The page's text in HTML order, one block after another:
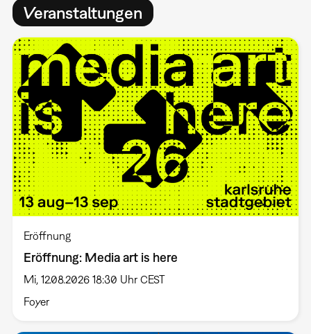
Veranstaltungen
Eröffnung
Eröffnung: Media art is here
Mi, 12.08.2026 18:30 Uhr CEST
Foyer